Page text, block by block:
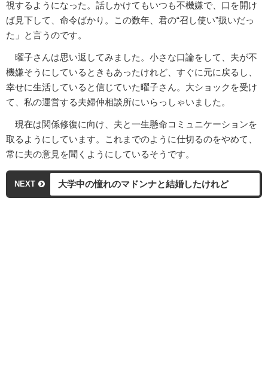
視するようになった。話しかけてもいつも不機嫌で、口を開け
ば見下して、命令ばかり。この数年、君の“召し使い”扱いだっ
た」と言うのです。
曜子さんは思い返してみました。小さな口論をして、夫が不
機嫌そうにしているときもあったけれど、すぐに元に戻るし、
幸せに生活していると信じていた曜子さん。大ショックを受け
て、私の運営する夫婦仲相談所にいらっしゃいました。
現在は関係修復に向け、夫と一生懸命コミュニケーションを
取るようにしています。これまでのように仕切るのをやめて、
常に夫の意見を聞くようにしているそうです。
NEXT 大学中の憧れのマドンナと結婚したけれど